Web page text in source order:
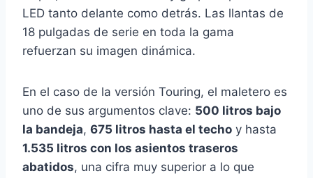
LED tanto delante como detrás. Las llantas de
18 pulgadas de serie en toda la gama
refuerzan su imagen dinámica.
En el caso de la versión Touring, el maletero es
uno de sus argumentos clave: 500 litros bajo
la bandeja, 675 litros hasta el techo y hasta
1.535 litros con los asientos traseros
abatidos, una cifra muy superior a lo que